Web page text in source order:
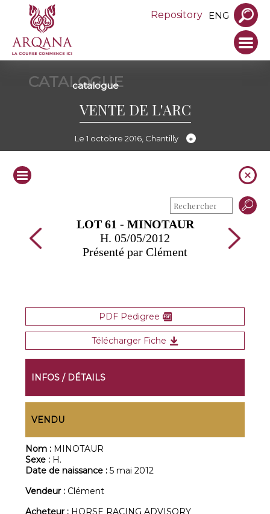
Repository ENG
CATALOGUE
catalogue
VENTE DE L'ARC
Le 1 octobre 2016, Chantilly
LOT 61 - MINOTAUR
H. 05/05/2012
Présenté par Clément
PDF Pedigree
Télécharger Fiche
INFOS / DÉTAILS
VENDU
Nom : MINOTAUR
Sexe : H.
Date de naissance :5 mai 2012
Vendeur : Clément
Acheteur : HORSE RACING ADVISORY